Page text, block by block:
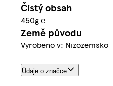
Čistý obsah
450g ℮
Země původu
Vyrobeno v: Nizozemsko
Údaje o značce